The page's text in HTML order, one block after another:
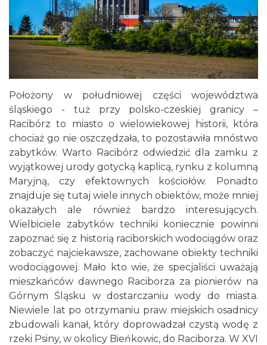
Położony w południowej części województwa
śląskiego - tuż przy polsko-czeskiej granicy –
Racibórz to miasto o wielowiekowej historii, która
chociaż go nie oszczędzała, to pozostawiła mnóstwo
zabytków. Warto Racibórz odwiedzić dla zamku z
wyjątkowej urody gotycką kaplicą, rynku z kolumną
Maryjną, czy efektownych kościołów. Ponadto
znajduje się tutaj wiele innych obiektów, może mniej
okazałych ale również bardzo interesujących.
Wielbiciele zabytków techniki koniecznie powinni
zapoznać się z historią raciborskich wodociągów oraz
zobaczyć najciekawsze, zachowane obiekty techniki
wodociągowej. Mało kto wie, że specjaliści uważają
mieszkańców dawnego Raciborza za pionierów na
Górnym Śląsku w dostarczaniu wody do miasta.
Niewiele lat po otrzymaniu praw miejskich osadnicy
zbudowali kanał, który doprowadzał czystą wodę z
rzeki Psiny, w okolicy Bieńkowic, do Raciborza. W XVI